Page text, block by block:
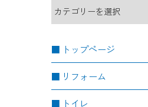
トップページ
リフォーム
トイレ